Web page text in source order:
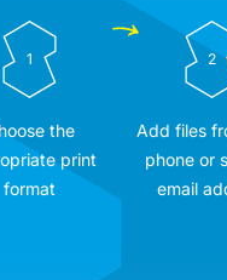
1
the
print
format
2
Add files
phone or
email